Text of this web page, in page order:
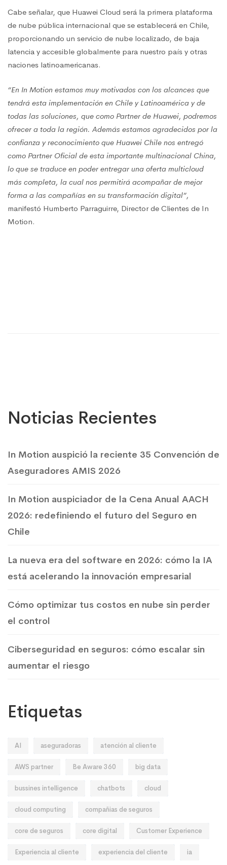
Cabe señalar, que Huawei Cloud será la primera plataforma
de nube pública internacional que se establecerá en Chile,
proporcionando un servicio de nube localizado, de baja
latencia y accesible globalmente para nuestro país y otras
naciones latinoamericanas.
“En In Motion estamos muy motivados con los alcances que
tendrá esta implementación en Chile y Latinoamérica y de
todas las soluciones, que como Partner de Huawei, podremos
ofrecer a toda la región. Además estamos agradecidos por la
confianza y reconocimiento que Huawei Chile nos entregó
como Partner Oficial de esta importante multinacional China,
lo que se traduce en poder entregar una oferta multicloud
más completa, la cual nos permitirá acompañar de mejor
forma a las compañías en su transformación digital”,
manifestó Humberto Parraguirre, Director de Clientes de In
Motion.
Noticias Recientes
In Motion auspició la reciente 35 Convención de
Aseguradores AMIS 2026
In Motion auspiciador de la Cena Anual AACH
2026: redefiniendo el futuro del Seguro en
Chile
La nueva era del software en 2026: cómo la IA
está acelerando la innovación empresarial
Cómo optimizar tus costos en nube sin perder
el control
Ciberseguridad en seguros: cómo escalar sin
aumentar el riesgo
Etiquetas
AI aseguradoras atención al cliente
AWS partner Be Aware 360 big data
bussines intelligence chatbots cloud
cloud computing compañias de seguros
core de seguros core digital Customer Experience
Experiencia al cliente experiencia del cliente ia